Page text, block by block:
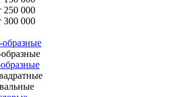
250 000
300 000